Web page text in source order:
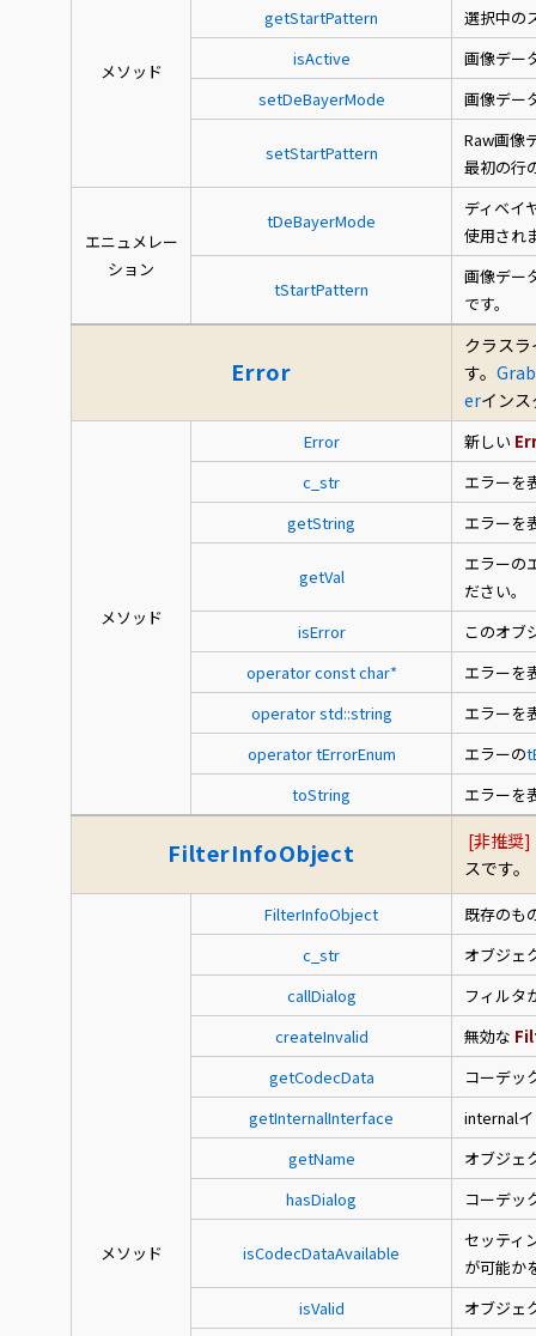
メソッド
getStartPattern
選択中の
isActive
画像デー
setDeBayerMode
画像デー
setStartPattern
Raw画像
最初の行
エニュメレー
ション
tDeBayerMode
ディベイ
使用され
tStartPattern
画像デー
です。
Error
クラス
す。
erイン
メソッド
Error 新しい
c_str
エラーを
getString
エラーを
getVal
エラーの
ださい。
isError
このオブ
operator const char*
エラーを
operator std::string
エラーを
operator tErrorEnum
エラーの
toString
エラーを
FilterInfoObject
[非推奨]
スです。
メソッド
FilterInfoObject
既存のも
c_str
オブジェ
callDialog
フィルタ
createInvalid
無効な
getCodecData
コーデッ
getInternalInterface
internalイ
getName
オブジェ
hasDialog
コーデッ
isCodecDataAvailable
セッティ
が可能か
isValid
オブジェ